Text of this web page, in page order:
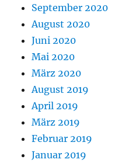
September 2020
August 2020
Juni 2020
Mai 2020
März 2020
August 2019
April 2019
März 2019
Februar 2019
Januar 2019